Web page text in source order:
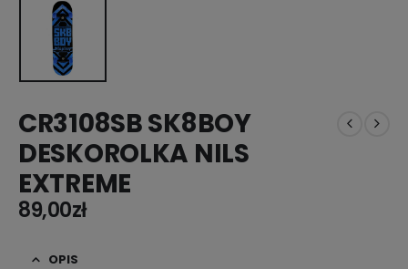
CR3108SB SK8BOY
DESKOROLKA NILS
EXTREME
89,00zł
OPIS